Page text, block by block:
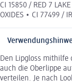
CI 15850 / RED 7
OXIDES • CI 77499 /
Den Lipgloss mithilfe
auch die Oberlippe
verteilen. Je nach